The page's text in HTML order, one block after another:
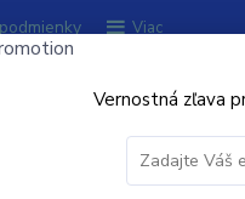
Viac
Vernostná zľava